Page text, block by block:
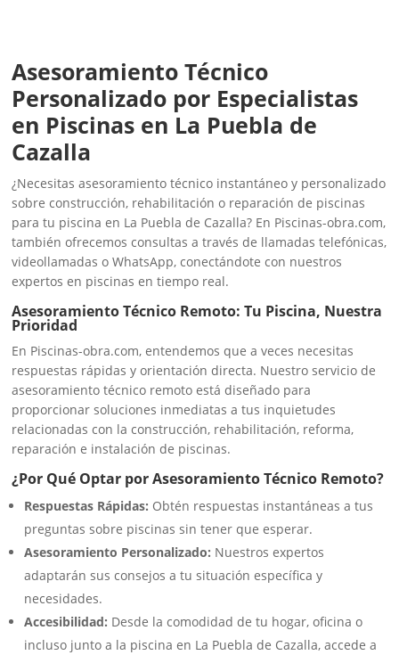
Asesoramiento Técnico
Personalizado por Especialistas
en Piscinas en La Puebla de
Cazalla
¿Necesitas asesoramiento técnico instantáneo y personalizado
sobre construcción, rehabilitación o reparación de piscinas
para tu piscina en La Puebla de Cazalla? En Piscinas-obra.com,
también ofrecemos consultas a través de llamadas telefónicas,
videollamadas o WhatsApp, conectándote con nuestros
expertos en piscinas en tiempo real.
Asesoramiento Técnico Remoto: Tu Piscina, Nuestra
Prioridad
En Piscinas-obra.com, entendemos que a veces necesitas
respuestas rápidas y orientación directa. Nuestro servicio de
asesoramiento técnico remoto está diseñado para
proporcionar soluciones inmediatas a tus inquietudes
relacionadas con la construcción, rehabilitación, reforma,
reparación e instalación de piscinas.
¿Por Qué Optar por Asesoramiento Técnico Remoto?
Respuestas Rápidas: Obtén respuestas instantáneas a tus
preguntas sobre piscinas sin tener que esperar.
Asesoramiento Personalizado: Nuestros expertos
adaptarán sus consejos a tu situación específica y
necesidades.
Accesibilidad: Desde la comodidad de tu hogar, oficina o
incluso junto a la piscina en La Puebla de Cazalla, accede a